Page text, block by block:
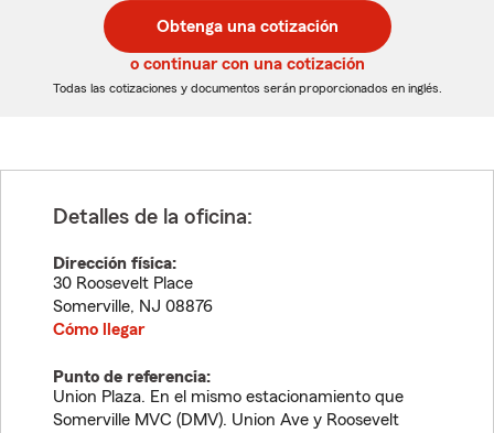
de
5
dígitos
de
5
dígitos
Obtenga una cotización
o continuar con una cotización
Todas las cotizaciones y documentos serán proporcionados en inglés.
Detalles de la oficina:
Dirección física:
30 Roosevelt Place
Somerville, NJ 08876
Cómo llegar
Punto de referencia:
Union Plaza. En el mismo estacionamiento que
Somerville MVC (DMV). Union Ave y Roosevelt